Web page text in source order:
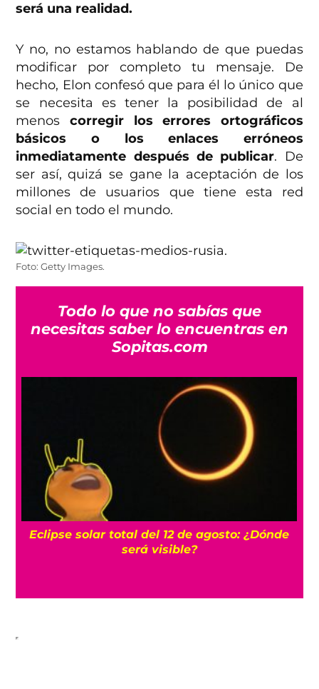
será una realidad.
Y no, no estamos hablando de que puedas
modificar por completo tu mensaje. De
hecho, Elon confesó que para él lo único que
se necesita es tener la posibilidad de al
menos corregir los errores ortográficos
básicos o los enlaces erróneos
inmediatamente después de publicar. De
ser así, quizá se gane la aceptación de los
millones de usuarios que tiene esta red
social en todo el mundo.
Foto: Getty Images.
Todo lo que no sabías que
necesitas saber lo encuentras en
Sopitas.com
¿Dónde
¡Impresionante! Cohete de SpaceX